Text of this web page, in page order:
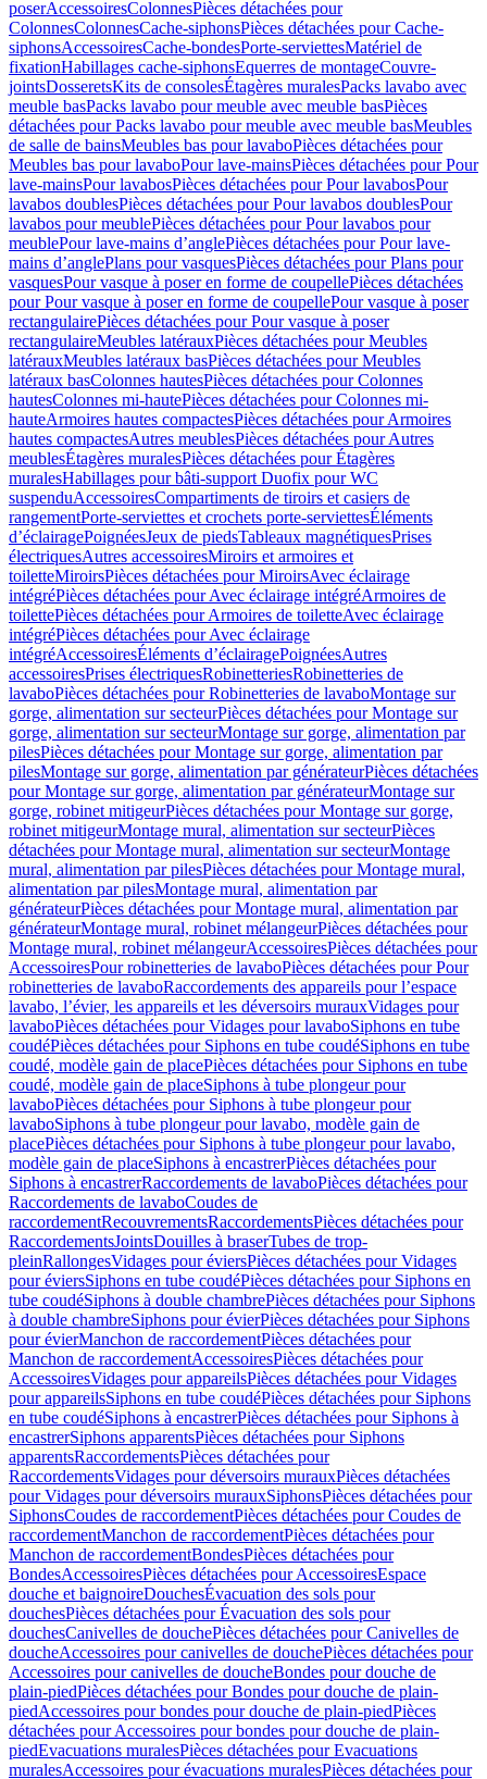
poserAccessoiresColonnesPièces détachées pour
ColonnesColonnesCache-siphonsPièces détachées pour Cache-
siphonsAccessoiresCache-bondesPorte-serviettesMatériel de
fixationHabillages cache-siphonsEquerres de montageCouvre-
jointsDosseretsKits de consolesÉtagères muralesPacks lavabo avec
meuble basPacks lavabo pour meuble avec meuble basPièces
détachées pour Packs lavabo pour meuble avec meuble basMeubles
de salle de bainsMeubles bas pour lavaboPièces détachées pour
Meubles bas pour lavaboPour lave-mainsPièces détachées pour Pour
lave-mainsPour lavabosPièces détachées pour Pour lavabosPour
lavabos doublesPièces détachées pour Pour lavabos doublesPour
lavabos pour meublePièces détachées pour Pour lavabos pour
meublePour lave-mains d’anglePièces détachées pour Pour lave-
mains d’anglePlans pour vasquesPièces détachées pour Plans pour
vasquesPour vasque à poser en forme de coupellePièces détachées
pour Pour vasque à poser en forme de coupellePour vasque à poser
rectangulairePièces détachées pour Pour vasque à poser
rectangulaireMeubles latérauxPièces détachées pour Meubles
latérauxMeubles latéraux basPièces détachées pour Meubles
latéraux basColonnes hautesPièces détachées pour Colonnes
hautesColonnes mi-hautePièces détachées pour Colonnes mi-
hauteArmoires hautes compactesPièces détachées pour Armoires
hautes compactesAutres meublesPièces détachées pour Autres
meublesÉtagères muralesPièces détachées pour Étagères
muralesHabillages pour bâti-support Duofix pour WC
suspenduAccessoiresCompartiments de tiroirs et casiers de
rangementPorte-serviettes et crochets porte-serviettesÉléments
d’éclairagePoignéesJeux de piedsTableaux magnétiquesPrises
électriquesAutres accessoiresMiroirs et armoires et
toiletteMiroirsPièces détachées pour MiroirsAvec éclairage
intégréPièces détachées pour Avec éclairage intégréArmoires de
toilettePièces détachées pour Armoires de toiletteAvec éclairage
intégréPièces détachées pour Avec éclairage
intégréAccessoiresÉléments d’éclairagePoignéesAutres
accessoiresPrises électriquesRobinetteriesRobinetteries de
lavaboPièces détachées pour Robinetteries de lavaboMontage sur
gorge, alimentation sur secteurPièces détachées pour Montage sur
gorge, alimentation sur secteurMontage sur gorge, alimentation par
pilesPièces détachées pour Montage sur gorge, alimentation par
pilesMontage sur gorge, alimentation par générateurPièces détachées
pour Montage sur gorge, alimentation par générateurMontage sur
gorge, robinet mitigeurPièces détachées pour Montage sur gorge,
robinet mitigeurMontage mural, alimentation sur secteurPièces
détachées pour Montage mural, alimentation sur secteurMontage
mural, alimentation par pilesPièces détachées pour Montage mural,
alimentation par pilesMontage mural, alimentation par
générateurPièces détachées pour Montage mural, alimentation par
générateurMontage mural, robinet mélangeurPièces détachées pour
Montage mural, robinet mélangeurAccessoiresPièces détachées pour
AccessoiresPour robinetteries de lavaboPièces détachées pour Pour
robinetteries de lavaboRaccordements des appareils pour l’espace
lavabo, l’évier, les appareils et les déversoirs murauxVidages pour
lavaboPièces détachées pour Vidages pour lavaboSiphons en tube
coudéPièces détachées pour Siphons en tube coudéSiphons en tube
coudé, modèle gain de placePièces détachées pour Siphons en tube
coudé, modèle gain de placeSiphons à tube plongeur pour
lavaboPièces détachées pour Siphons à tube plongeur pour
lavaboSiphons à tube plongeur pour lavabo, modèle gain de
placePièces détachées pour Siphons à tube plongeur pour lavabo,
modèle gain de placeSiphons à encastrerPièces détachées pour
Siphons à encastrerRaccordements de lavaboPièces détachées pour
Raccordements de lavaboCoudes de
raccordementRecouvrementsRaccordementsPièces détachées pour
RaccordementsJointsDouilles à braserTubes de trop-
pleinRallongesVidages pour éviersPièces détachées pour Vidages
pour éviersSiphons en tube coudéPièces détachées pour Siphons en
tube coudéSiphons à double chambrePièces détachées pour Siphons
à double chambreSiphons pour évierPièces détachées pour Siphons
pour évierManchon de raccordementPièces détachées pour
Manchon de raccordementAccessoiresPièces détachées pour
AccessoiresVidages pour appareilsPièces détachées pour Vidages
pour appareilsSiphons en tube coudéPièces détachées pour Siphons
en tube coudéSiphons à encastrerPièces détachées pour Siphons à
encastrerSiphons apparentsPièces détachées pour Siphons
apparentsRaccordementsPièces détachées pour
RaccordementsVidages pour déversoirs murauxPièces détachées
pour Vidages pour déversoirs murauxSiphonsPièces détachées pour
SiphonsCoudes de raccordementPièces détachées pour Coudes de
raccordementManchon de raccordementPièces détachées pour
Manchon de raccordementBondesPièces détachées pour
BondesAccessoiresPièces détachées pour AccessoiresEspace
douche et baignoireDouchesÉvacuation des sols pour
douchesPièces détachées pour Évacuation des sols pour
douchesCanivelles de douchePièces détachées pour Canivelles de
doucheAccessoires pour canivelles de douchePièces détachées pour
Accessoires pour canivelles de doucheBondes pour douche de
plain-piedPièces détachées pour Bondes pour douche de plain-
piedAccessoires pour bondes pour douche de plain-piedPièces
détachées pour Accessoires pour bondes pour douche de plain-
piedEvacuations muralesPièces détachées pour Evacuations
muralesAccessoires pour évacuations muralesPièces détachées pour